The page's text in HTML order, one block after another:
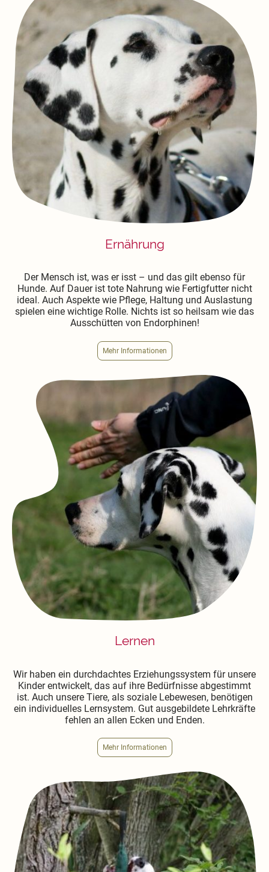
Ernährung
Der Mensch ist, was er isst – und das gilt ebenso für
Hunde. Auf Dauer ist tote Nahrung wie Fertigfutter nicht
ideal. Auch Aspekte wie Pflege, Haltung und Auslastung
spielen eine wichtige Rolle. Nichts ist so heilsam wie das
Ausschütten von Endorphinen!
Mehr Informationen
Lernen
Wir haben ein durchdachtes Erziehungssystem für unsere
Kinder entwickelt, das auf ihre Bedürfnisse abgestimmt
ist. Auch unsere Tiere, als soziale Lebewesen, benötigen
ein individuelles Lernsystem. Gut ausgebildete Lehrkräfte
fehlen an allen Ecken und Enden.
Mehr Informationen